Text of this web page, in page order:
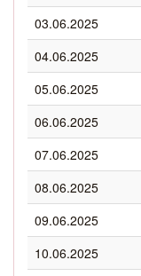
03.06.2025
04.06.2025
05.06.2025
06.06.2025
07.06.2025
08.06.2025
09.06.2025
10.06.2025